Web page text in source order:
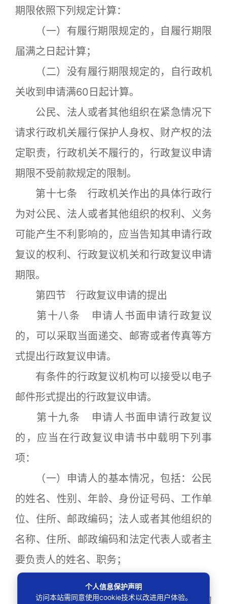
期限依照下列规定计算：
（一）有履行期限规定的，自履行期限
届满之日起计算；
（二）没有履行期限规定的，自行政机
关收到申请满60日起计算。
公民、法人或者其他组织在紧急情况下
请求行政机关履行保护人身权、财产权的法
定职责，行政机关不履行的，行政复议申请
期限不受前款规定的限制。
第十七条 行政机关作出的具体行政行
为对公民、法人或者其他组织的权利、义务
可能产生不利影响的，应当告知其申请行政
复议的权利、行政复议机关和行政复议申请
期限。
第四节 行政复议申请的提出
第十八条 申请人书面申请行政复议
的，可以采取当面递交、邮寄或者传真等方
式提出行政复议申请。
有条件的行政复议机构可以接受以电子
邮件形式提出的行政复议申请。
第十九条 申请人书面申请行政复议
的，应当在行政复议申请书中载明下列事
项：
（一）申请人的基本情况，包括：公民
的姓名、性别、年龄、身份证号码、工作单
位、住所、邮政编码；法人或者其他组织的
名称、住所、邮政编码和法定代表人或者主
要负责人的姓名、职务；
（二）被申请人的名称；
（三）行政复议请求、申请行政复议的
个人信息保护声明
访问本站需同意使用cookie技术以改进用户体验。